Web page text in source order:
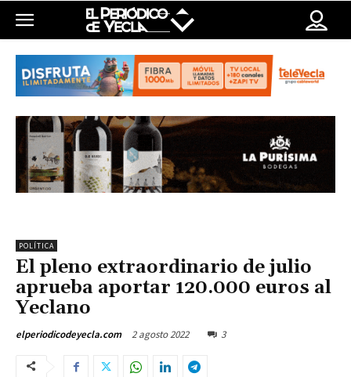
POLÍTICA
El pleno extraordinario de julio
aprueba aportar 120.000 euros al
Yeclano
elperiodicodeyecla.com 2 agosto 2022 3